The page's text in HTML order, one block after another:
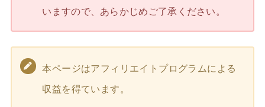
いますので、あらかじめご了承ください。
本ページはアフィリエイトプログラムによる
収益を得ています。